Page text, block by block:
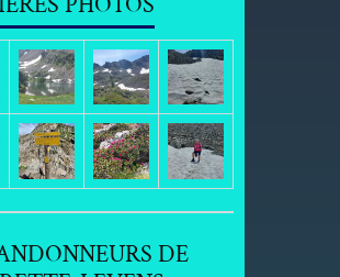
DE